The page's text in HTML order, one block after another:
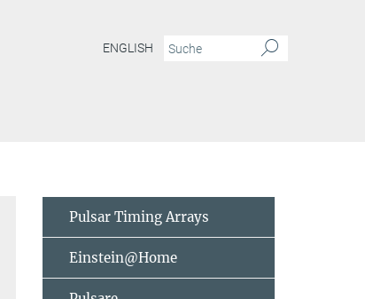
ENGLISH
Pulsar Timing Arrays
Einstein@Home